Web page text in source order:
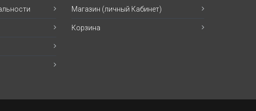
Магазин (личный Кабинет)
Корзина